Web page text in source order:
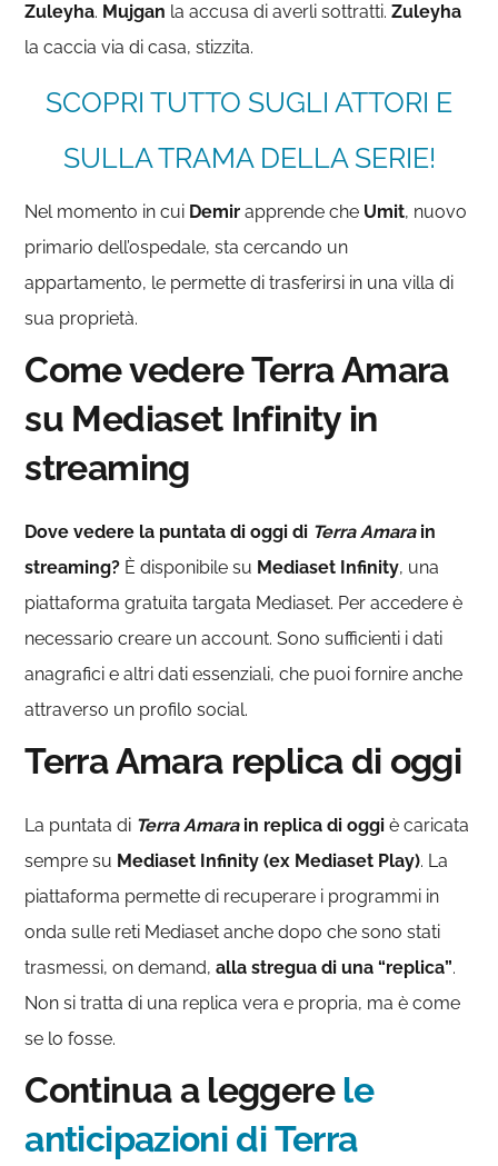
Zuleyha. Mujgan la accusa di averli sottratti.Zuleyha
la caccia via di casa, stizzita.
SCOPRI TUTTO SUGLI ATTORI E
SULLA TRAMA DELLA SERIE!
Nel momento in cui Demir apprende che Umit, nuovo
primario dell’ospedale, sta cercando un
appartamento, le permette di trasferirsi in una villa di
sua proprietà.
Come vedere Terra Amara
su Mediaset Infinity in
streaming
Dove vedere la puntata di oggi di Terra Amarain
streaming? È disponibile su Mediaset Infinity, una
piattaforma gratuita targata Mediaset. Per accedere è
necessario creare un account. Sono sufficienti i dati
anagrafici e altri dati essenziali, che puoi fornire anche
attraverso un profilo social.
Terra Amara replica di oggi
La puntata di Terra Amarain replica di oggi è caricata
sempre su Mediaset Infinity (ex Mediaset Play). La
piattaforma permette di recuperare i programmi in
onda sulle reti Mediaset anche dopo che sono stati
trasmessi, on demand,alla stregua di una “replica”.
Non si tratta di una replica vera e propria, ma è come
se lo fosse.
Continua a leggere le
anticipazioni di Terra